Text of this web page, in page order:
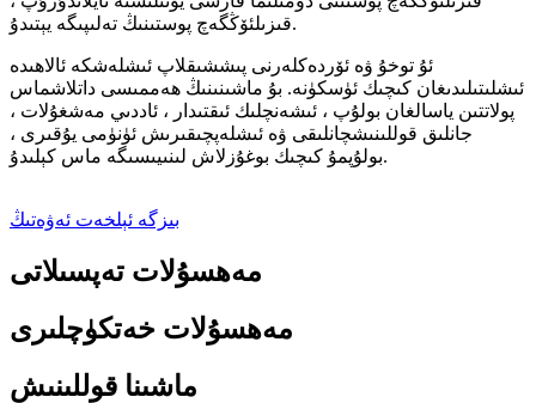
قىزىلئۆڭگەچ پوستىنىڭ تەلىپىگە يېتىدۇ.
ئۇ توخۇ ۋە ئۆردەكلەرنى پىششىقلاپ ئىشلەشكە ئالاھىدە
ئىشلىتىلىدىغان كىچىك ئۈسكۈنە. بۇ ماشىنىنىڭ ھەممىسى داتلاشماس
پولاتتىن ياسالغان بولۇپ ، ئىشەنچلىك ئىقتىدار ، ئاددىي مەشغۇلات ،
جانلىق قوللىنىشچانلىقى ۋە ئىشلەپچىقىرىش ئۈنۈمى يۇقىرى ،
بولۇپمۇ كىچىك بوغۇزلاش لىنىيىسىگە ماس كېلىدۇ.
بىزگە ئېلخەت ئەۋەتىڭ
مەھسۇلات تەپسىلاتى
مەھسۇلات خەتكۈچلىرى
ماشىنا قوللىنىش